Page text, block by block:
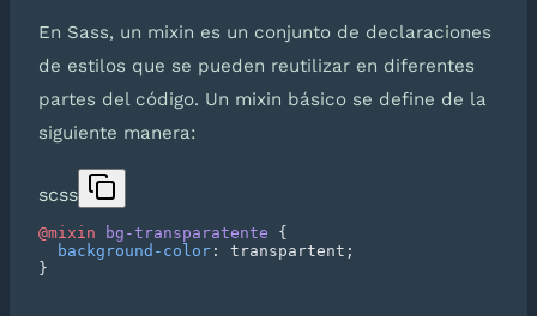
En Sass, un mixin es un conjunto de declaraciones
de estilos que se pueden reutilizar en diferentes
partes del código. Un mixin básico se define de la
siguiente manera:
scss
@mixin bg-transparatente
  background-color